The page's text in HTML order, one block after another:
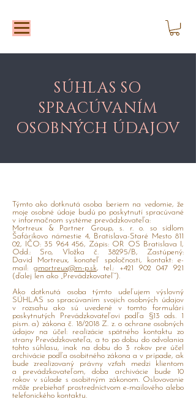
SÚHLAS SO
SPRACÚVANÍM
OSOBNÝCH ÚDAJOV
Týmto ako dotknutá osoba beriem na vedomie, že
moje osobné údaje budú po poskytnutí spracúvané
v informačnom systéme prevádzkovateľa:
Mortreux & Partner Group, s. r. o. so sídlom
Šafárikovo námestie 4, Bratislava-Staré Mesto 811
02, IČO: 35 964 456, Zápis: OR OS Bratislava I,
Odd.: Sro, Vložka č. 38295/B, Zastúpený:
David Mortreux, konateľ spoločnosti, kontakt: e-
mail: gmortreux@m-p.sk, tel.: +421 902 047 921
(ďalej len ako „Prevádzkovateľ“).
Ako dotknutá osoba týmto udeľujem výslovný
SÚHLAS so spracúvaním svojich osobných údajov
v rozsahu ako sú uvedené v tomto formulári
poskytnutých Prevádzkovateľovi podľa §13 ods. 1
písm. a) zákona č. 18/2018 Z. z. o ochrane osobných
údajov na účel: realizácie spätného kontaktu zo
strany Prevádzkovateľa, a to po dobu do odvolania
tohto súhlasu, inak na dobu do 3 rokov pre účel
archivácie podľa osobitného zákona a v prípade, ak
bude zrealizovaný právny vzťah medzi klientom
a prevádzkovateľom, doba archivácie bude 10
rokov v súlade s osobitným zákonom. Oslovovanie
môže prebiehať prostredníctvom e-mailového alebo
telefonického kontaktu.